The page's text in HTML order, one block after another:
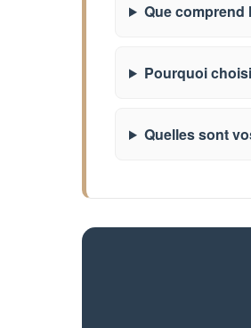
Que comprend
Pourquoi
Quelles sont